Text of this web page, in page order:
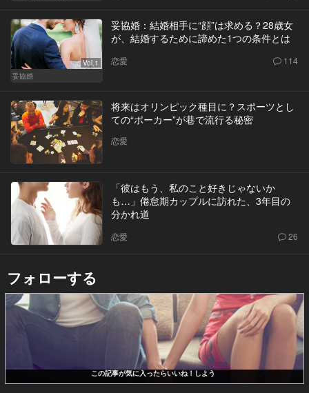
Vol.1
妥協婚
妥協婚：結婚相手に“顔”は求める？28歳女
が、結婚するために諦めた1つの条件とは
恋愛 114
将来はオリンピック種目に？スポーツとし
ての“ポーカー”が巷で流行る秘密
恋愛
「彼はもう、私のこと好きじゃないか
も…」倦怠期カップルに訪れた、3年目の
分かれ道
恋愛 26
フォローする
この記事が気に入ったらいいね！しよう